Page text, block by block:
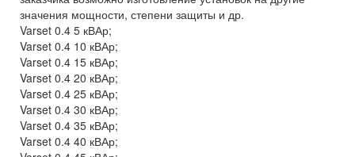
значения мощности, степени защиты и др.
Varset 0.4 5 кВАр;
Varset 0.4 10 кВАр;
Varset 0.4 15 кВАр;
Varset 0.4 20 кВАр;
Varset 0.4 25 кВАр;
Varset 0.4 30 кВАр;
Varset 0.4 35 кВАр;
Varset 0.4 40 кВАр;